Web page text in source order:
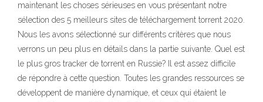
maintenant les choses sérieuses en vous présentant notre
sélection des 5 meilleurs sites de téléchargement torrent 2020.
Nous les avons sélectionné sur différents critères que nous
verrons un peu plus en détails dans la partie suivante. Quel est
le plus gros tracker de torrent en Russie? Il est assez difficile
de répondre à cette question. Toutes les grandes ressources se
développent de manière dynamique, et ceux qui étaient le